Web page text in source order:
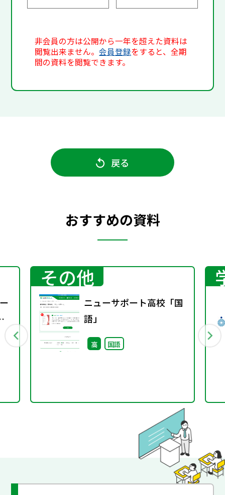
非会員の方は公開から一年を超えた資料は
閲覧出来ません。会員登録をすると、全期
間の資料を閲覧できます。
戻る
おすすめの資料
その他
ニューサポート高校「国
語」
高 国語